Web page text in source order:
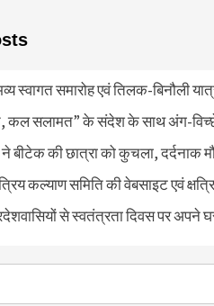
स्वागत समारोह एवं तिलक-बिनौली
सलामत” के संदेश के साथ अंग-
बीटेक की छात्रा को कुचला, दर्दनाक
कल्याण समिति की वेबसाइट एवं
से स्वतंत्रता दिवस पर अपने